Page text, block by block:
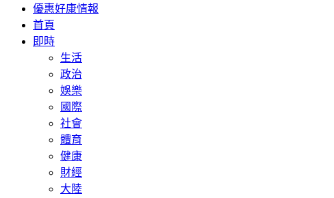
優惠好康情報
首頁
即時
生活
政治
娛樂
國際
社會
體育
健康
財經
大陸